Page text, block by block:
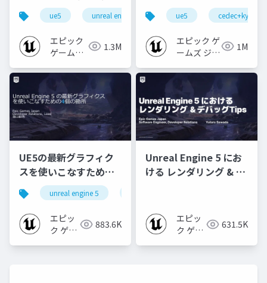
礎編！
[CEDEC+KYUSHU
2024]
ue5 unreal engine ue-rendering
エピック
ゲームズ
1.3M
ョンの新機能について
【CEDEC+KYUSHU
2022】
ue5 cedec+kyushu
エピック ゲ
ームズ ジャ
1M
UE5の最新グラフィク
スを使いこなすための4
個の勘所
[CEDEC+KYUSHU
2023]
unreal engine 5
エピッ
ク ゲー
883.6K
Unreal Engine 5 にお
ける レンダリング & デ
エピッ
ク ゲー
631.5K